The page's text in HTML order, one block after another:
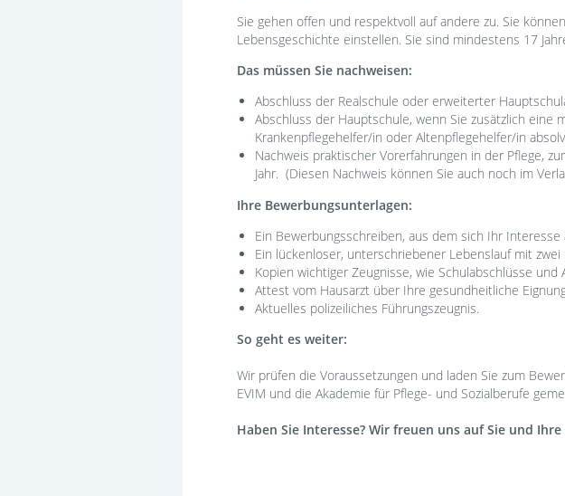
Sie gehen offen und respektvoll auf andere zu. Sie
Lebensgeschichte einstellen. Sie sind mindestens 17
Das müssen Sie nachweisen:
Abschluss der Realschule oder erweiterter
Abschluss der Hauptschule, wenn Sie zusätzlich eine
Krankenpflegehelfer/in oder Altenpflegehelfer/in
Nachweis praktischer Vorerfahrungen in der Pflege,
Jahr. (Diesen Nachweis können Sie auch noch im
Ihre Bewerbungsunterlagen:
Ein Bewerbungsschreiben, aus dem sich Ihr
Ein lückenloser, unterschriebener Lebenslauf mit zwei
Kopien wichtiger Zeugnisse, wie Schulabschlüsse und
Attest vom Hausarzt über Ihre gesundheitliche
Aktuelles polizeiliches Führungszeugnis.
So geht es weiter:
Wir prüfen die Voraussetzungen und laden Sie zum
EVIM und die Akademie für Pflege- und Sozialberufe
Haben Sie Interesse? Wir freuen uns auf Sie und